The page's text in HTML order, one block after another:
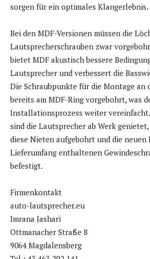
sorgen für ein optimales Klangerlebnis.
Bei den MDF-Versionen müssen die
Lautsprecherschrauben zwar
bietet MDF akustisch bessere
Lautsprecher und verbessert die
Die Schraubpunkte für die Montage an
bereits am MDF-Ring vorgebohrt, was
Installationsprozess weiter
sind die Lautsprecher ab Werk
diese Nieten aufgebohrt und die neuen
Lieferumfang enthaltenen
befestigt.
Firmenkontakt
auto-lautsprecher.eu
Imrana Jashari
Ottmanacher Straße 8
9064 Magdalensberg